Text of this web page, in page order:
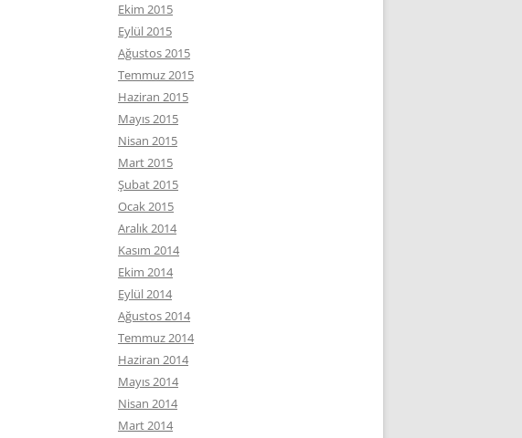
Ekim 2015
Eylül 2015
Ağustos 2015
Temmuz 2015
Haziran 2015
Mayıs 2015
Nisan 2015
Mart 2015
Şubat 2015
Ocak 2015
Aralık 2014
Kasım 2014
Ekim 2014
Eylül 2014
Ağustos 2014
Temmuz 2014
Haziran 2014
Mayıs 2014
Nisan 2014
Mart 2014